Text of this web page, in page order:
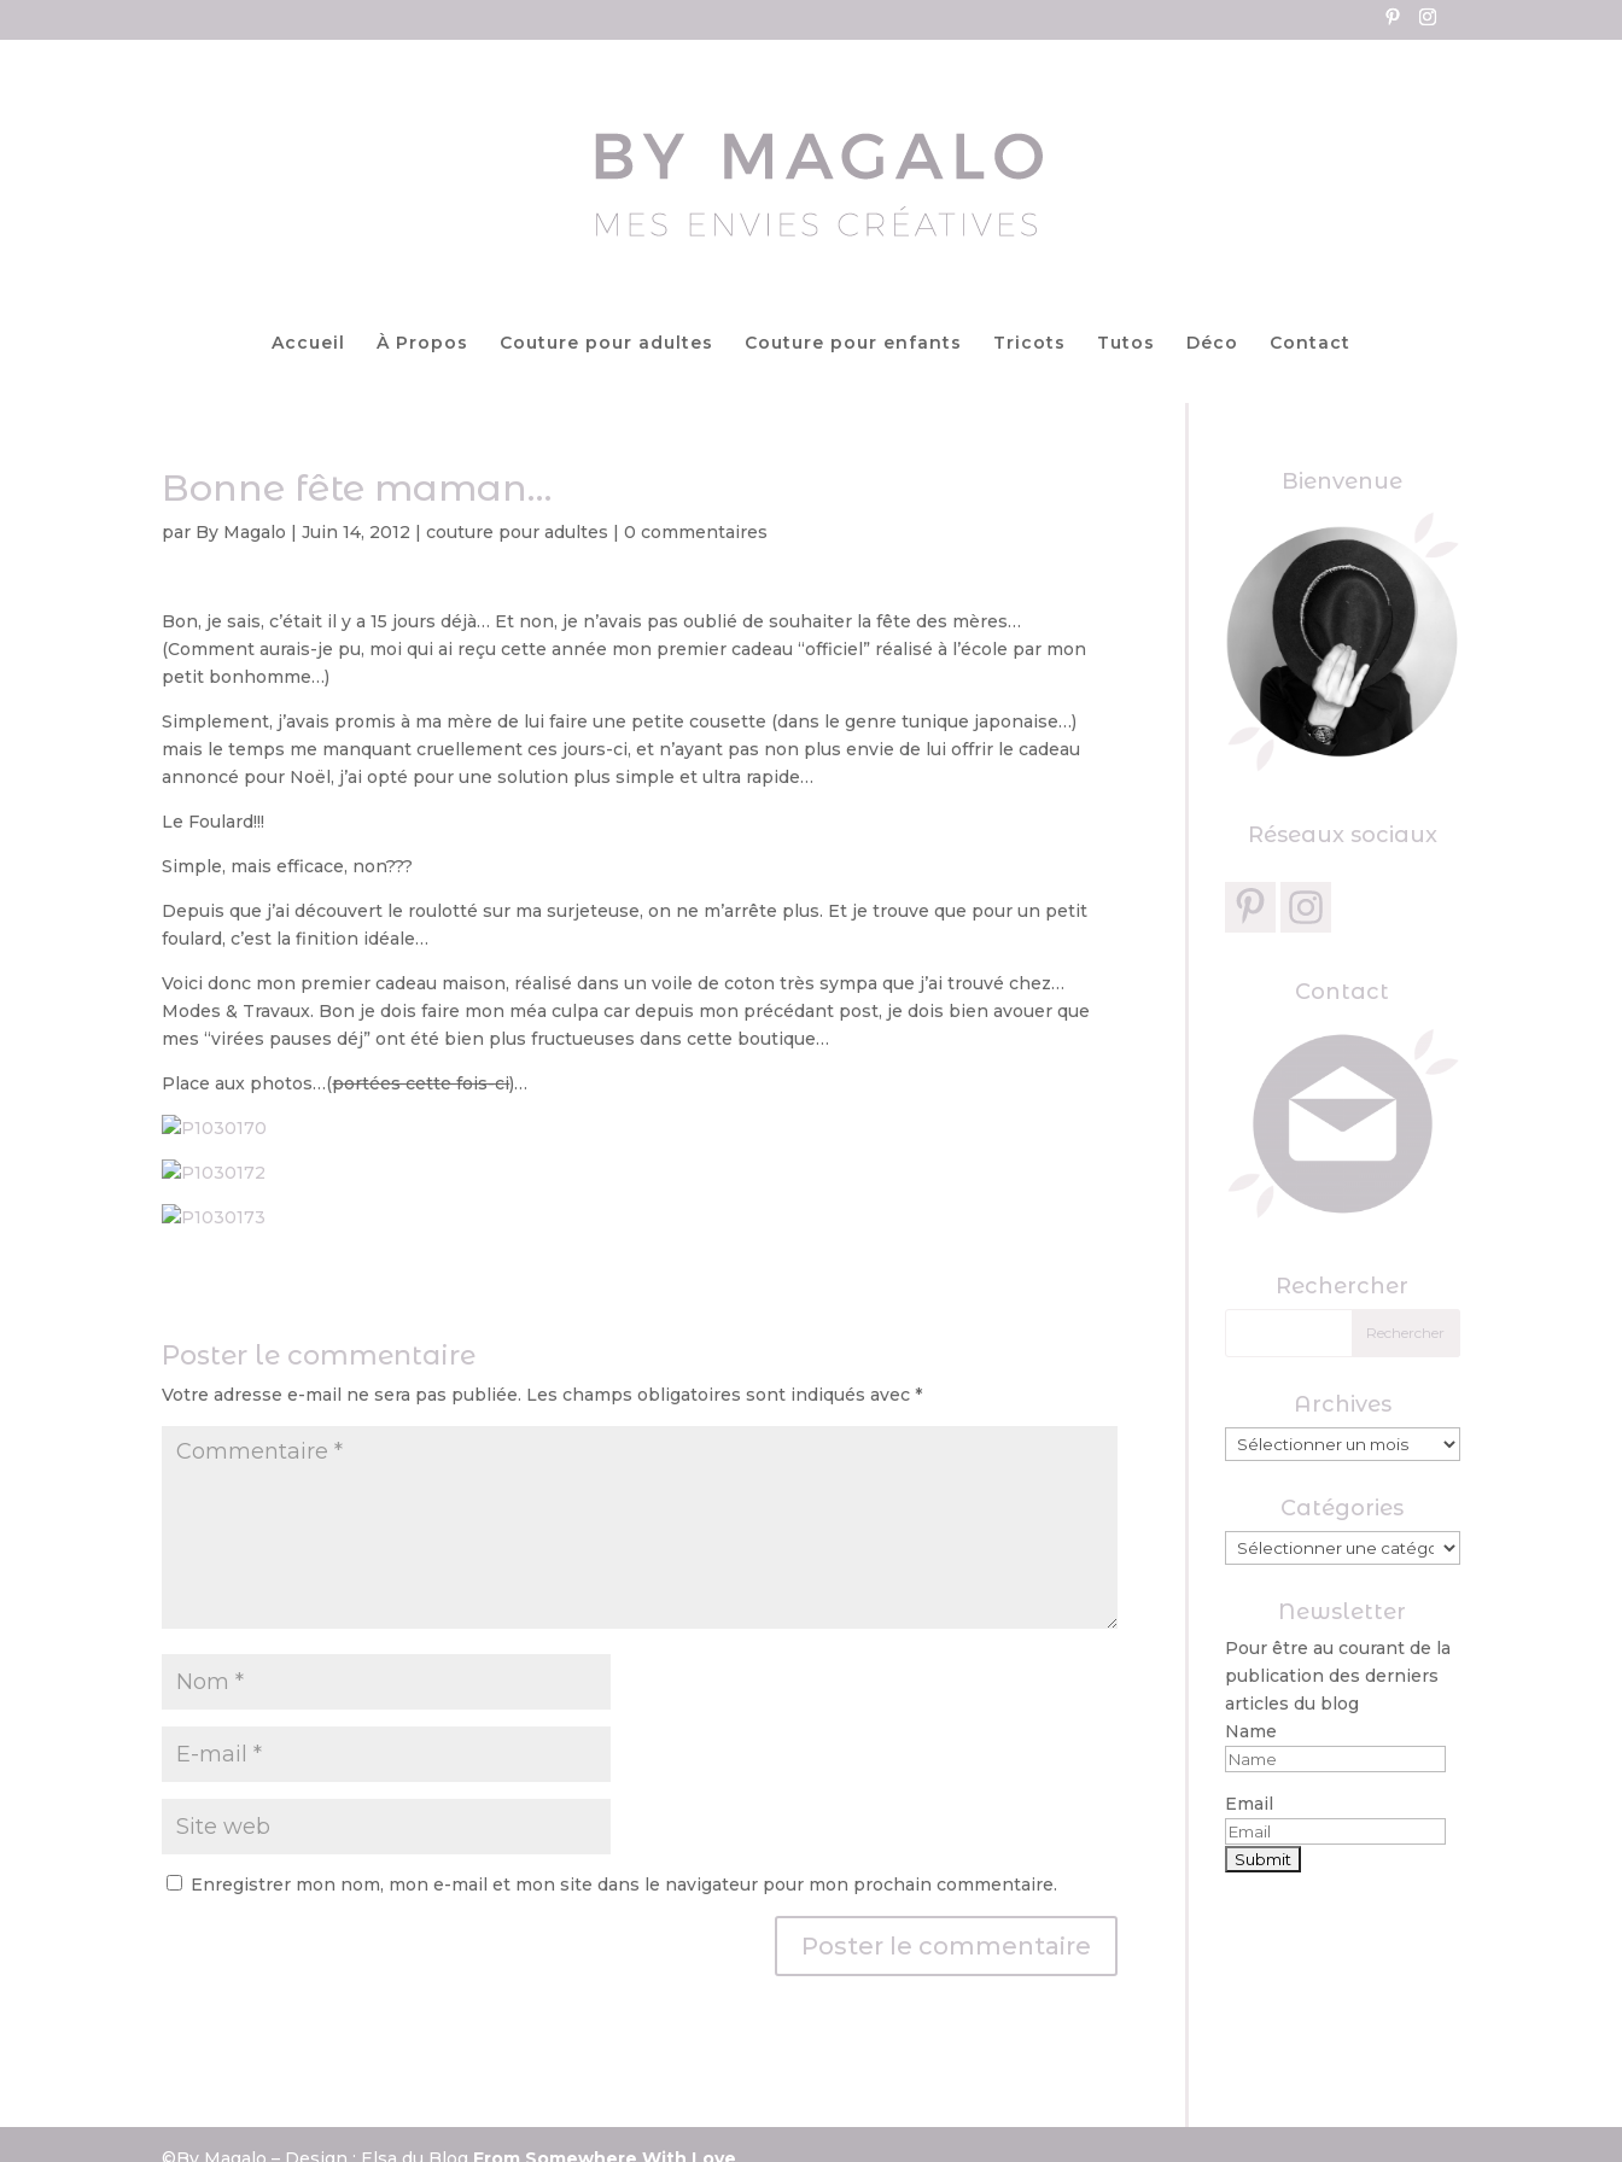
Accueil À Propos Couture pour adultes Couture pour enfants Tricots Tutos Déco Contact
Bonne fête maman…
par By Magalo |Juin 14, 2012 |couture pour adultes |0 commentaires
Bon, je sais, c’était il y a 15 jours déjà… Et non, je n’avais pas oublié de souhaiter la fête des mères…
(Comment aurais-je pu, moi qui ai reçu cette année mon premier cadeau “officiel” réalisé à l’école par mon
petit bonhomme…)
Simplement, j’avais promis à ma mère de lui faire une petite cousette (dans le genre tunique japonaise…)
mais le temps me manquant cruellement ces jours-ci, et n’ayant pas non plus envie de lui offrir le cadeau
annoncé pour Noël, j’ai opté pour une solution plus simple et ultra rapide…
Le Foulard!!!
Simple, mais efficace, non???
Depuis que j’ai découvert le roulotté sur ma surjeteuse, on ne m’arrête plus. Et je trouve que pour un petit
foulard, c’est la finition idéale…
Voici donc mon premier cadeau maison, réalisé dans un voile de coton très sympa que j’ai trouvé chez…
Modes & Travaux. Bon je dois faire mon méa culpa car depuis mon précédant post, je dois bien avouer que
mes “virées pauses déj” ont été bien plus fructueuses dans cette boutique…
Place aux photos…(portées cette fois-ci)…
Poster le commentaire
Votre adresse e-mail ne sera pas publiée. Les champs obligatoires sont indiqués avec*
Enregistrer mon nom, mon e-mail et mon site dans le navigateur pour mon prochain commentaire.
Bienvenue
Réseaux sociaux
Contact
Rechercher
Archives
Archives
Catégories
Catégories
Newsletter
Pour être au courant de la
publication des derniers
articles du blog
Name
Email